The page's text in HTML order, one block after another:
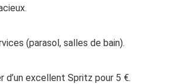
(parasol, salles de bain).
d’un excellent Spritz pour 5 €.